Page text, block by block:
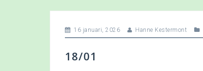
16 januari, 2026 Hanne Kestermont
18/01